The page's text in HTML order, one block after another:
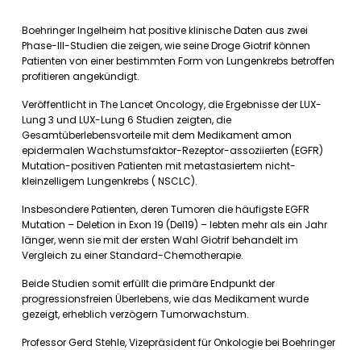
Boehringer Ingelheim hat positive klinische Daten aus zwei
Phase-III-Studien die zeigen, wie seine Droge Giotrif können
Patienten von einer bestimmten Form von Lungenkrebs betroffen
profitieren angekündigt.
Veröffentlicht in The Lancet Oncology, die Ergebnisse der LUX-
Lung 3 und LUX-Lung 6 Studien zeigten, die
Gesamtüberlebensvorteile mit dem Medikament amon
epidermalen Wachstumsfaktor-Rezeptor-assoziierten (EGFR)
Mutation-positiven Patienten mit metastasiertem nicht-
kleinzelligem Lungenkrebs ( NSCLC).
Insbesondere Patienten, deren Tumoren die häufigste EGFR
Mutation – Deletion in Exon 19 (Del19) – lebten mehr als ein Jahr
länger, wenn sie mit der ersten Wahl Giotrif behandelt im
Vergleich zu einer Standard-Chemotherapie.
Beide Studien somit erfüllt die primäre Endpunkt der
progressionsfreien Überlebens, wie das Medikament wurde
gezeigt, erheblich verzögern Tumorwachstum.
Professor Gerd Stehle, Vizepräsident für Onkologie bei Boehringer